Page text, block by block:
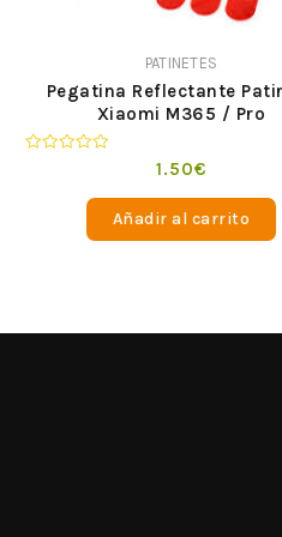
PATINETES
Pegatina Reflectante
Xiaomi M365 / Pro
1.50€
Añadir al carrito